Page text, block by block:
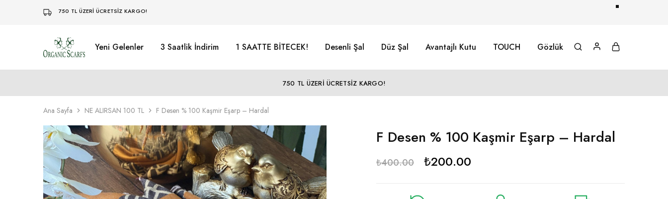
750 TL ÜZERİ ÜCRETSİZ KARGO!
Organikscarf Yeni Gelenler 3 Saatlik İndirim 1 SAATTE BİTECEK! Desenli Şal Düz Şal Avantajlı Kutu TOUCH Gözlük
750 TL ÜZERİ ÜCRETSİZ KARGO!
Ana Sayfa NE ALIRSAN 100 TL F Desen % 100 Kaşmir Eşarp – Hardal
F Desen % 100 Kaşmir Eşarp – Hardal
₺400.00 ₺200.00